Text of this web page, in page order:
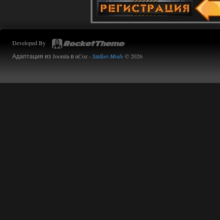
Developed By
Адаптация из Joomla в uCoz -Stalker-Mods© 2026